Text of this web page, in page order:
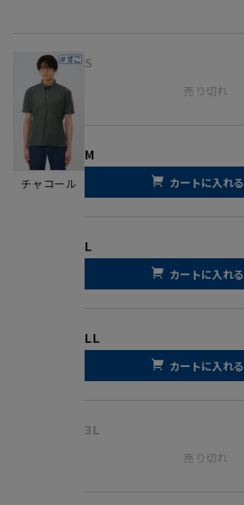
チャコール
S
売り切れ
M
カートに入れる
L
カートに入れる
LL
カートに入れる
3L
売り切れ